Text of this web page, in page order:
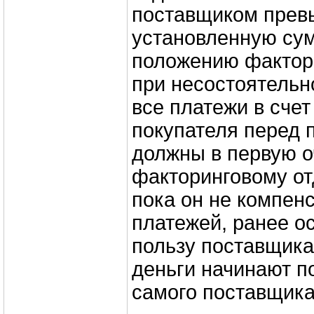
поставщиком
установленную
положению
при
все платежи в
покупателя перед
должны в первую
факторинговому
пока он не
платежей, ранее
пользу
деньги начинают
самого